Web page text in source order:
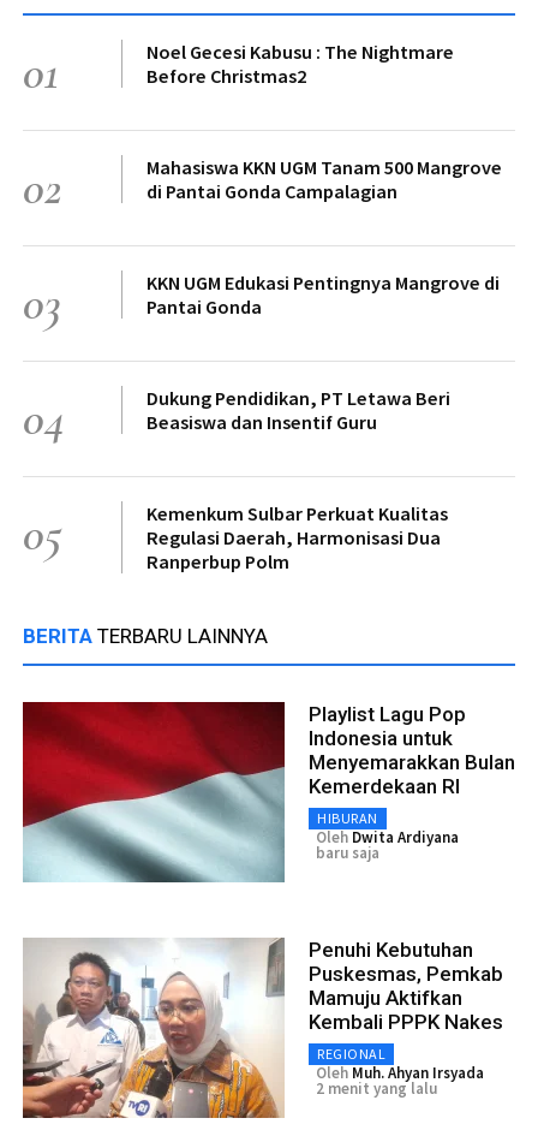
01
Noel Gecesi Kabusu : The Nightmare
Before Christmas2
02
Mahasiswa KKN UGM Tanam 500 Mangrove
di Pantai Gonda Campalagian
03
KKN UGM Edukasi Pentingnya Mangrove di
Pantai Gonda
04
Dukung Pendidikan, PT Letawa Beri
Beasiswa dan Insentif Guru
05
Kemenkum Sulbar Perkuat Kualitas
Regulasi Daerah, Harmonisasi Dua
Ranperbup Polm
BERITA TERBARU LAINNYA
Playlist Lagu Pop
Indonesia untuk
Menyemarakkan Bulan
Kemerdekaan RI
HIBURAN
Oleh Dwita Ardiyana
baru saja
Penuhi Kebutuhan
Puskesmas, Pemkab
Mamuju Aktifkan
Kembali PPPK Nakes
REGIONAL
Oleh Muh. Ahyan Irsyada
2 menit yang lalu